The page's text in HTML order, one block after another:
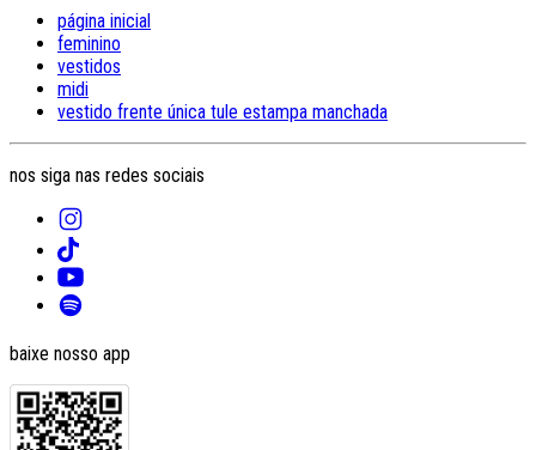
página inicial
feminino
vestidos
midi
vestido frente única tule estampa manchada
nos siga nas redes sociais
baixe nosso app